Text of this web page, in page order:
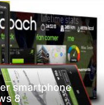
smartphone
8